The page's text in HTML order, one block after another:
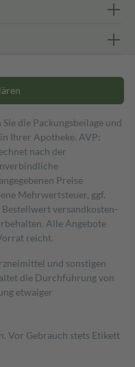
die Packungsbeilage und
Ihrer Apotheke. AVP:
nach der
Preise
Mehrwertsteuer, ggf.
Bestell­wert versand­kosten­
Alle Angebote
reicht.
und sonstigen
die Durchführung von
etwaiger
Vor Gebrauch stets Etikett